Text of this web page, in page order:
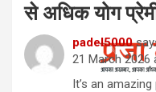
से अधिक योग
padel5000
21 March 2026
It’s an